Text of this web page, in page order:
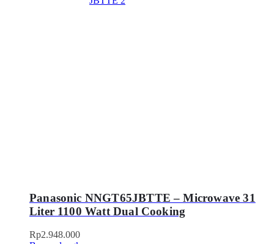
Panasonic NNGT65JBTTE – Microwave 31
Liter 1100 Watt Dual Cooking
Rp2.948.000